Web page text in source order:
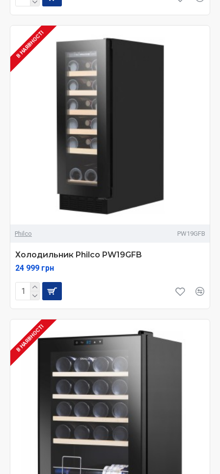
В НАЯВНОСТІ
Philco PW19GFB
Холодильник Philco PW19GFB
24 999 грн
В НАЯВНОСТІ